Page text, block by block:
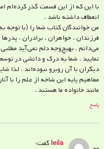
با این که از این قسمت گذر کرده‌ام
انعطاف داشته باشد .
من خوانندگان کتاب شما را (با
فرزندان ، خواهران ، برادران ،
می‌دانم . بهیچ‌وجه دلم نمی‌آید
نمایید . شما به درک و دانشی در
دیگران با آن روبرو نبوده‌اند . لذا
مفاهیم پایه این شاخه از علم را با
مانند خانواده ما هستند .
پاسخ
leilaگفت: